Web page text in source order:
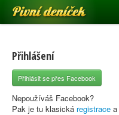
Pivní deníček
Pivní mapa
Pivní značky
Nápověda
Přihlášení
Přihlásit se přes Facebook
Nepoužíváš Facebook?
Pak je tu klasická registrace a